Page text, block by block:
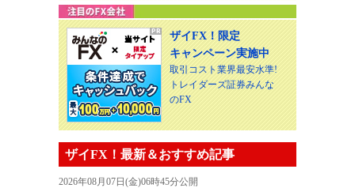
ザイFX！限定
キャンペーン実施中
取引コスト業界最安水準!
トレイダーズ証券みんな
のFX
ザイFX！最新＆おすすめ記事
2026年08月07日(金)06時45分公開